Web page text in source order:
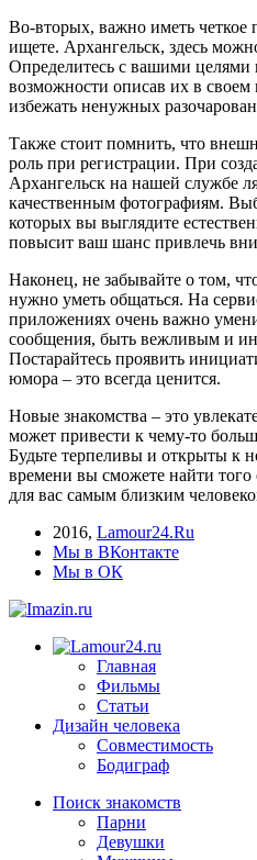
Во-вторых, важно иметь четкое
ищете. Архангельск, здесь
Определитесь с вашими
возможности описав их в
избежать ненужных
Также стоит помнить, что
роль при регистрации. При
Архангельск на нашей службе
качественным фотографиям.
которых вы выглядите
повысит ваш шанс привлечь
Наконец, не забывайте о том,
нужно уметь общаться. На
приложениях очень важно
сообщения, быть вежливым и
Постарайтесь проявить
юмора – это всегда ценится.
Новые знакомства – это
может привести к чему-то
Будьте терпеливы и открыты к
времени вы сможете найти того
для вас самым близким
2016, Lamour24.Ru
Мы в ВКонтакте
Мы в ОК
Главная
Фильмы
Статьи
Дизайн человека
Совместимость
Бодиграф
Поиск знакомств
Парни
Девушки